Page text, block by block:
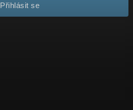
Přihlásit se